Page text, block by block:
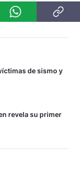
de sismo y
revela su primer